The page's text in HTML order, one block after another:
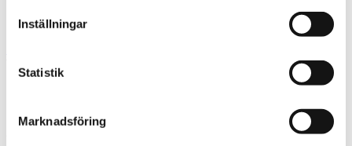
Inställningar
Statistik
Marknadsföring
Search